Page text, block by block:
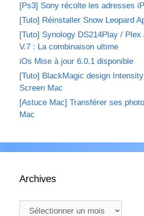
[Ps3] Sony récolte les adresses iP
[Tuto] Réinstaller Snow Leopard
[Tuto] Synology DS214Play / Plex
V.7 : La combinaison ultime
iOs Mise à jour 6.0.1 disponible
[Tuto] BlackMagic design
Screen Mac
[Astuce Mac] Transférer ses
Mac
Archives
Archives